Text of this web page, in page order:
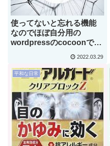
使ってないと忘れる機能
なのでほぼ自分用の
wordpressのcocoonでの
2022.03.29
平和な日常